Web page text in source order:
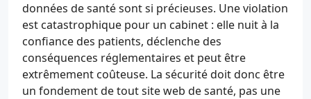
données de santé sont si précieuses. Une violation
est catastrophique pour un cabinet : elle nuit à la
confiance des patients, déclenche des
conséquences réglementaires et peut être
extrêmement coûteuse. La sécurité doit donc être
un fondement de tout site web de santé, pas une